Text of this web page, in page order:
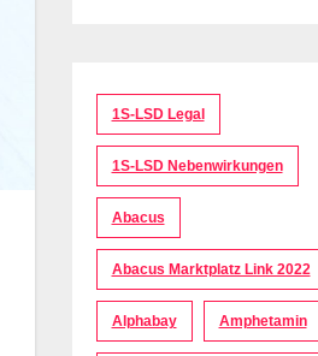
1S-LSD Legal
1S-LSD Nebenwirkungen
Abacus
Abacus Marktplatz Link 2022
Alphabay Amphetamin